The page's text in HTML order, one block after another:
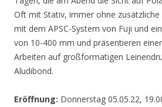
Oft mit Stativ, immer ohne zusätzliche
mit dem APSC-System von Fuji und
von 10-400 mm und präsentieren
Arbeiten auf großformatigen
Aludibond.
Eröffnung: Donnerstag 05.05.22,